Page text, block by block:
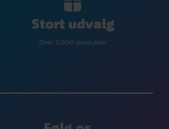
Stort udvalg
Over 9.000 produkter